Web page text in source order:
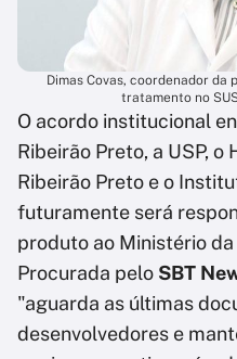
Dimas Covas, coordenador
tratamento no
O acordo institucional
Ribeirão Preto, a USP,
Ribeirão Preto e o
futuramente será
produto ao Ministério da
Procurada pelo SBT
"aguarda as últimas
desenvolvedores e